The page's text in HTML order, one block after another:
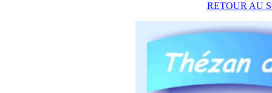
RETOUR AU